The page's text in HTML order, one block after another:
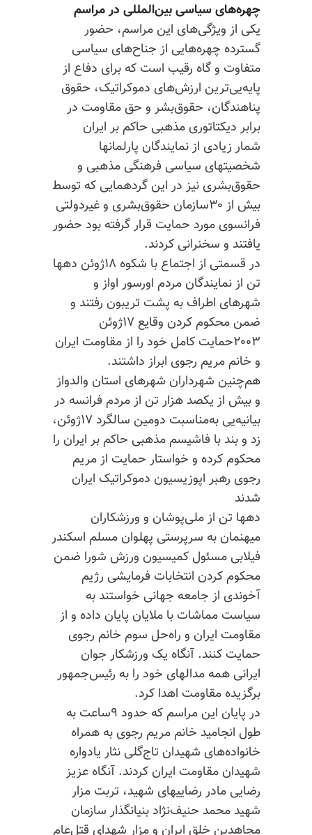
چهره‌های سیاسی بین‌المللی در مراسم
یکی از ویژگی‌های این مراسم، حضور
گسترده چهره‌هایی از جناح‌های سیاسی
متفاوت و گاه رقیب است که برای دفاع از
پایه‌یی‌ترین ارزش‌های دموکراتیک، حقوق
پناهندگان، حقوق‌بشر و حق مقاومت در
برابر دیکتاتوری مذهبی حاکم بر ایران
شمار زیادی از نمایندگان پارلمانها
شخصیتهای سیاسی فرهنگی مذهبی و
حقوق‌بشری نیز در این گردهمایی که توسط
بیش از ۳۰سازمان حقوق‌بشری و غیردولتی
فرانسوی مورد حمایت قرار گرفته بود حضور
یافتند و سخنرانی کردند.
در قسمتی از اجتماع با شکوه ۱۸ژوئن
دهها
تن از نمایندگان مردم اورسور اواز و
شهرهای اطراف به پشت تریبون رفتند و
ضمن محکوم کردن وقایع ۱۷ژوئن
۲۰۰۳حمایت کامل خود را از مقاومت ایران
و خانم مریم رجوی ابراز داشتند.
هم‌چنین شهرداران شهرهای استان والدواز
و بیش از یکصد هزار تن از مردم فرانسه در
بیانیه‌یی به‌مناسبت دومین سالگرد ۱۷ژوئن،
زد و بند با فاشیسم مذهبی حاکم بر ایران را
محکوم کرده و خواستار حمایت از مریم
رجوی رهبر اپوزیسیون دموکراتیک ایران
شدند
دهها تن از ملی‌پوشان و ورزشکاران
میهنمان به سرپرستی پهلوان مسلم اسکندر
فیلابی مسئول کمیسیون ورزش شورا ضمن
محکوم کردن انتخابات فرمایشی رژیم
آخوندی از جامعه جهانی خواستند به
سیاست مماشات با ملایان پایان داده و از
مقاومت ایران و راه‌حل سوم خانم رجوی
حمایت کنند. آنگاه یک ورزشکار جوان
ایرانی همه مدالهای خود را به رئیس‌جمهور
برگزیده مقاومت اهدا کرد.
در پایان این مراسم که حدود ۹ساعت به
طول انجامید خانم مریم رجوی به همراه
خانواده‌های شهیدان تاج‌گلی نثار یادواره
شهیدان مقاومت ایران کردند. آنگاه عزیز
رضایی مادر رضاییهای شهید، تربت مزار
شهید محمد حنیف‌نژاد بنیانگذار سازمان
مجاهدین خلق ایران و مزار شهدای قتل‌عام